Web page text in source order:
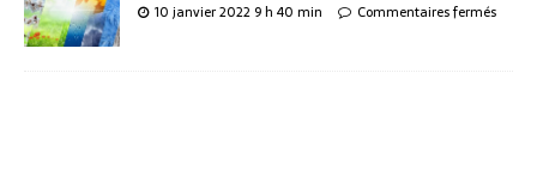
10 janvier 2022 9 h 40 min Commentaires fermés